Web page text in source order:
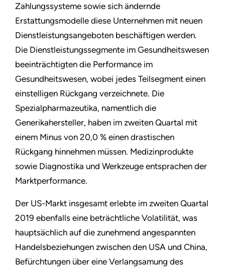
Zahlungssysteme sowie sich ändernde
Erstattungsmodelle diese Unternehmen mit neuen
Dienstleistungsangeboten beschäftigen werden.
Die Dienstleistungssegmente im Gesundheitswesen
beeinträchtigten die Performance im
Gesundheitswesen, wobei jedes Teilsegment einen
einstelligen Rückgang verzeichnete. Die
Spezialpharmazeutika, namentlich die
Generikahersteller, haben im zweiten Quartal mit
einem Minus von 20,0 % einen drastischen
Rückgang hinnehmen müssen. Medizinprodukte
sowie Diagnostika und Werkzeuge entsprachen der
Marktperformance.
Der US-Markt insgesamt erlebte im zweiten Quartal
2019 ebenfalls eine beträchtliche Volatilität, was
hauptsächlich auf die zunehmend angespannten
Handelsbeziehungen zwischen den USA und China,
Befürchtungen über eine Verlangsamung des